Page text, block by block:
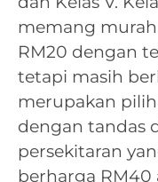
memang
RM20 dengan
tetapi masih
merupakan
dengan tandas
persekitaran
berharga